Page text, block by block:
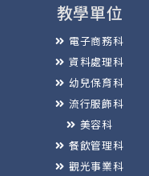
教學單位
電子商務科
資料處理科
幼兒保育科
流行服飾科
美容科
餐飲管理科
觀光事業科